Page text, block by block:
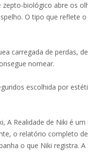
zepto-biológico abre os
O tipo que reflete
carregada de perdas,
nomear.
escolhida por
A Realidade de Niki é um
o relatório completo
o que Niki registra. A